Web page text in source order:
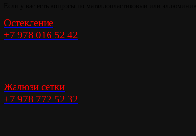
Остекление
+7 978 016 52 42
Жалюзи сетки
+7 978 772 52 32